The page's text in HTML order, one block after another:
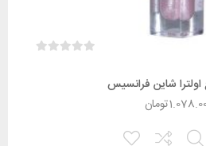
اولترا شاین فرانسیس
تومان